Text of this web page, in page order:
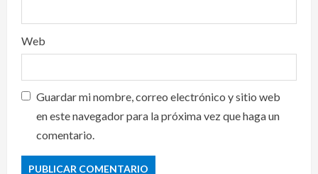
Web
Guardar mi nombre, correo electrónico y sitio web
en este navegador para la próxima vez que haga un
comentario.